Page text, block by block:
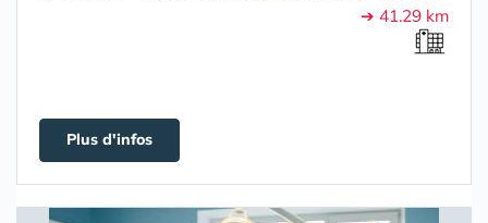
➔ 41.29 km
Plus d'infos